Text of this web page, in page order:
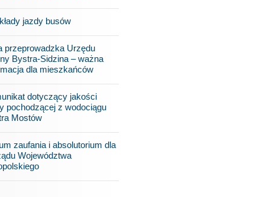
jazdy busów
przeprowadzka Urzędu
Bystra-Sidzina – ważna
dla mieszkańców
dotyczący jakości
pochodzącej z wodociągu
Mostów
zaufania i absolutorium dla
Województwa